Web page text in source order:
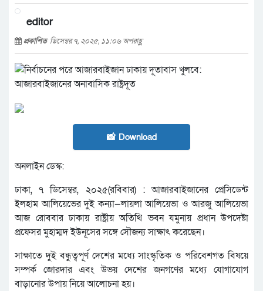
editor
প্রকাশিত ডিসেম্বর ৭, ২০২৫, ১১:০৬ অপরাহ্ণ
📸 Download
অনলাইন ডেস্ক:
ঢাকা, ৭ ডিসেম্বর, ২০২৫(রবিবার) : আজারবাইজানের প্রেসিডেন্ট
ইলহাম আলিয়েভের দুই কন্যা—লায়লা আলিয়েভা ও আরজু আলিয়েভা
আজ রোববার ঢাকায় রাষ্ট্রীয় অতিথি ভবন যমুনায় প্রধান উপদেষ্টা
প্রফেসর মুহাম্মদ ইউনূসের সঙ্গে সৌজন্য সাক্ষাৎ করেছেন।
সাক্ষাতে দুই বন্ধুত্বপূর্ণ দেশের মধ্যে সাংস্কৃতিক ও পরিবেশগত বিষয়ে
সম্পর্ক জোরদার এবং উভয় দেশের জনগণের মধ্যে যোগাযোগ
বাড়ানোর উপায় নিয়ে আলোচনা হয়।